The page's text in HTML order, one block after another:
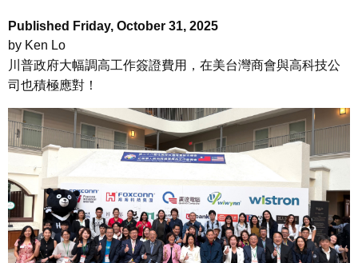
Published Friday, October 31, 2025
by Ken Lo
川普政府大幅調高工作簽證費用，在美台灣商會與高科技公
司也積極應對！